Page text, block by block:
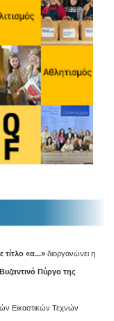
τίτλο «α...» διοργανώνει η
Βυζαντινό Πύργο της
Εικαστικών Τεχνών